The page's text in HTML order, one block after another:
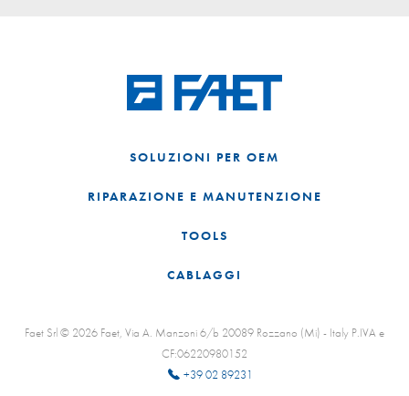
SOLUZIONI PER OEM
RIPARAZIONE E MANUTENZIONE
TOOLS
CABLAGGI
Faet Srl © 2026 Faet, Via A. Manzoni 6/b 20089 Rozzano (Mi) - Italy P.IVA e
CF:06220980152
+39 02 89231